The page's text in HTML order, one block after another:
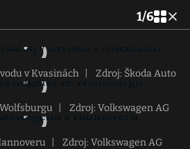
1/6
v Kvasinách Zdroj: Škoda Auto
Zdroj: Volkswagen AG
Zdroj: Volkswagen AG